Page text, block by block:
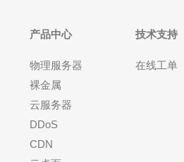
产品中心
物理服务器
裸金属
云服务器
DDoS
CDN
技术支持
在线工单